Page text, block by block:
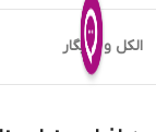
الکل و سیگار